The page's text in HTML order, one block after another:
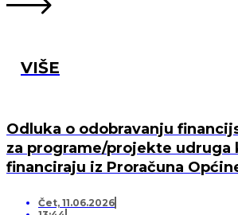
VIŠE
Odluka o odobravanju
za programe/projekte udruga
financiraju iz Proračuna
Čet, 11.06.2026